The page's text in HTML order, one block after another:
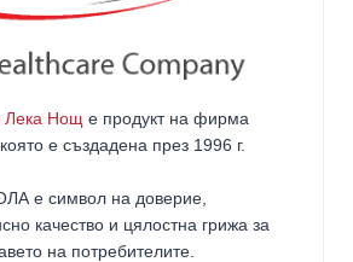
Лека Нощ е продукт на фирма
е създадена през 1996 г.
е символ на доверие,
качество и цялостна грижа за
на потребителите.